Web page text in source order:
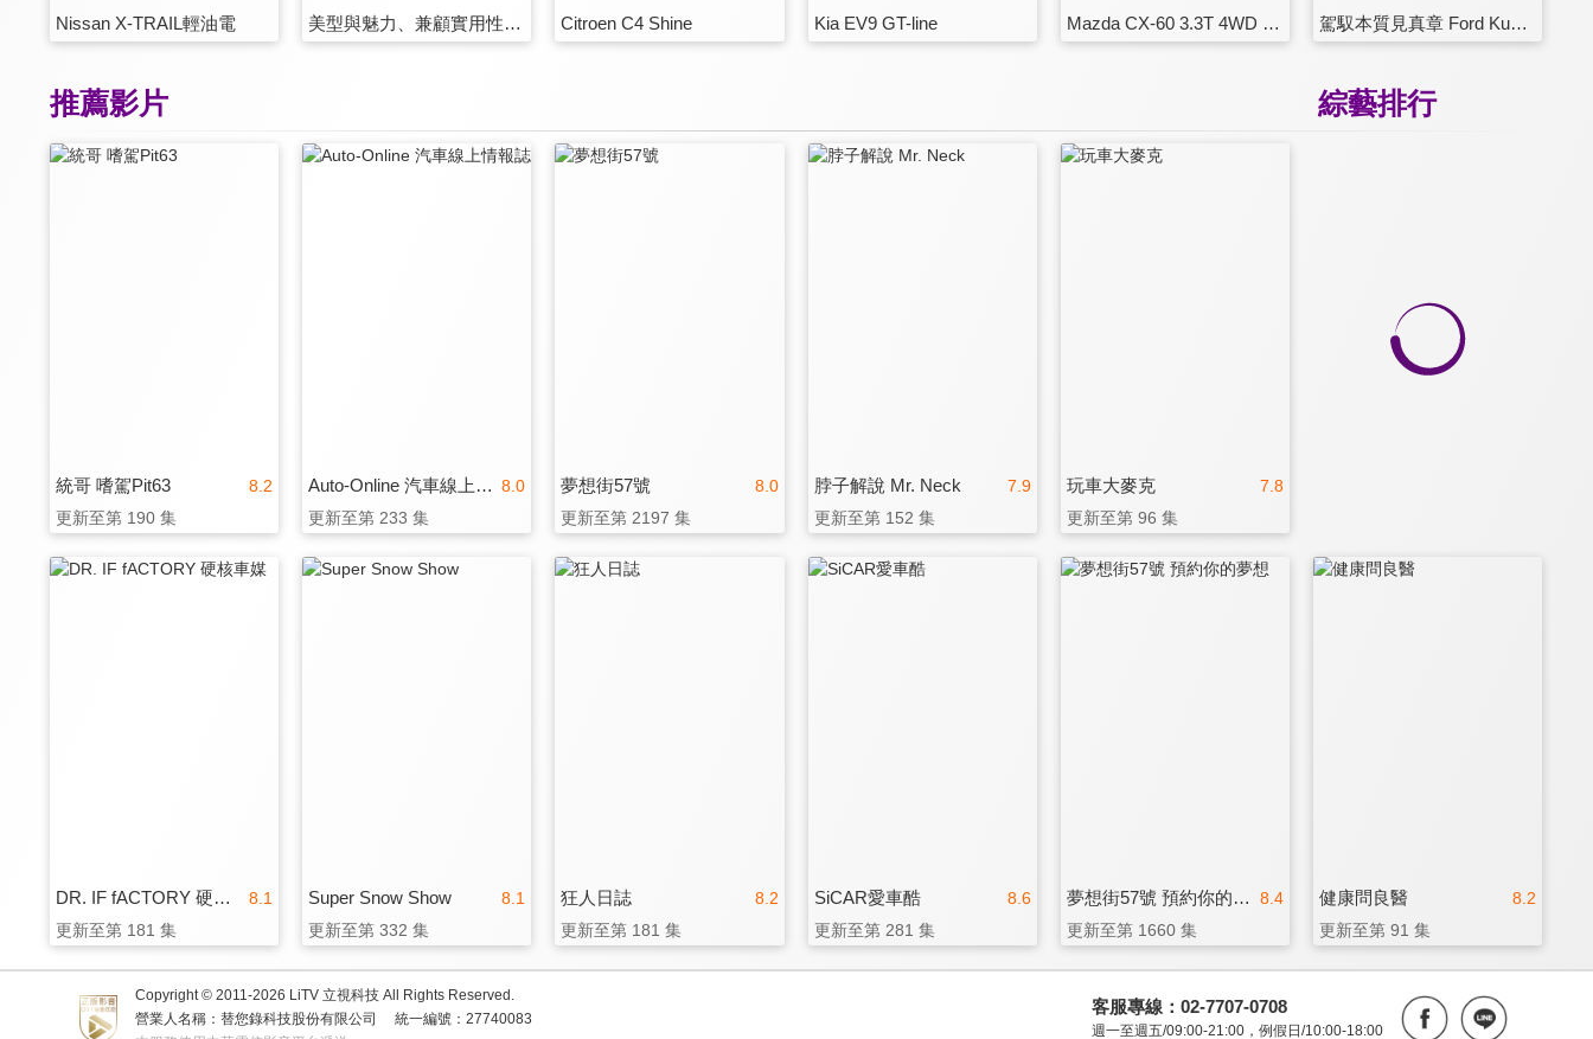
Nissan X-TRAIL輕油電 美型與魅力、兼顧實用性！Peugeot 408動感轎跑+輕越野休旅＝面面俱到 Citroen C4 Shine Kia EV9 GT-line Mazda CX-60 3.3T 4WD 近期最有看頭的純日系SUV 駕馭本質見真章 Ford Kuga EcoBoost 180 ST-Line vs MG HS 1.5T
綜藝排行
推薦影片
8.2
統哥 嗜駕Pit63
更新至第 190 集
8.0
Auto-Online 汽車線上情報誌
更新至第 233 集
8.0
夢想街57號
更新至第 2197 集
7.9
脖子解說 Mr. Neck
更新至第 152 集
7.8
玩車大麥克
更新至第 96 集
8.1
DR. IF fACTORY 硬核車媒
更新至第 181 集
8.1
Super Snow Show
更新至第 332 集
8.2
狂人日誌
更新至第 181 集
8.6
SiCAR愛車酷
更新至第 281 集
8.4
夢想街57號 預約你的夢想
更新至第 1660 集
8.2
健康問良醫
更新至第 91 集
Copyright © 2011-2026 LiTV 立視科技 All Rights Reserved.
營業人名稱：替您錄科技股份有限公司
統一編號：27740083
客服專線：02-7707-0708
週一至週五/09:00-21:00，例假日/10:00-18:00